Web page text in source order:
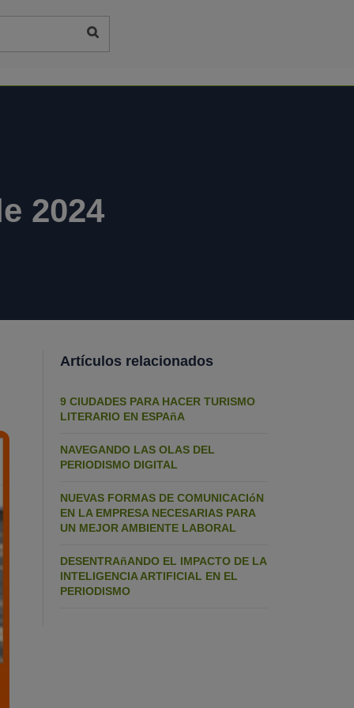
2024
Artículos relacionados
9 CIUDADES PARA HACER TURISMO
LITERARIO EN ESPAñA
NAVEGANDO LAS OLAS DEL
PERIODISMO DIGITAL
NUEVAS FORMAS DE COMUNICACIóN
EN LA EMPRESA NECESARIAS PARA
UN MEJOR AMBIENTE LABORAL
DESENTRAñANDO EL IMPACTO DE LA
INTELIGENCIA ARTIFICIAL EN EL
PERIODISMO